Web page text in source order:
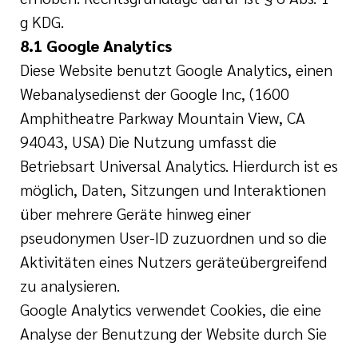
g KDG.
8.1 Google Analytics
Diese Website benutzt Google Analytics, einen
Webanalysedienst der Google Inc, (1600
Amphitheatre Parkway Mountain View, CA
94043, USA) Die Nutzung umfasst die
Betriebsart Universal Analytics. Hierdurch ist es
möglich, Daten, Sitzungen und Interaktionen
über mehrere Geräte hinweg einer
pseudonymen User-ID zuzuordnen und so die
Aktivitäten eines Nutzers geräteübergreifend
zu analysieren.
Google Analytics verwendet Cookies, die eine
Analyse der Benutzung der Website durch Sie